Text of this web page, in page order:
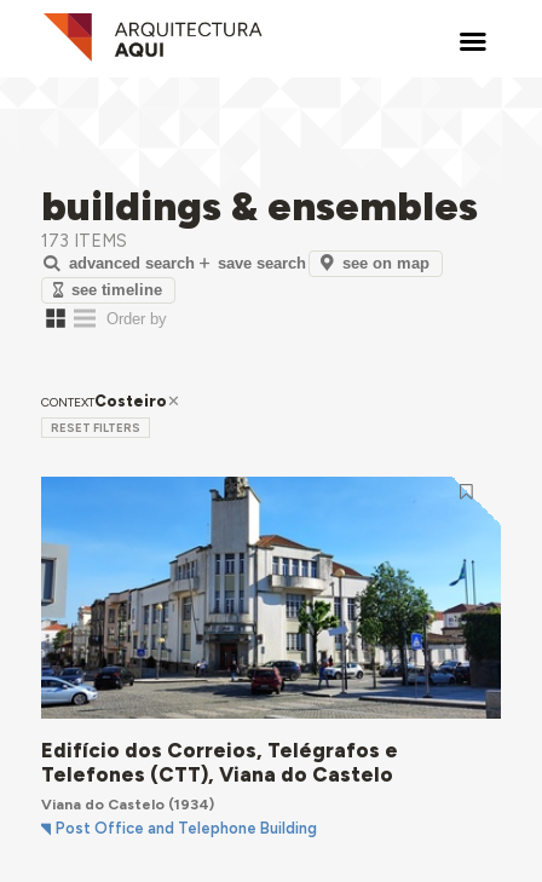
buildings & ensembles
173 ITEMS
advanced search save search
see on map
see timeline
CONTEXTCosteiro
RESET FILTERS
Edifício dos Correios, Telégrafos e
Telefones (CTT), Viana do Castelo
Viana do Castelo(1934)
Post Office and Telephone Building